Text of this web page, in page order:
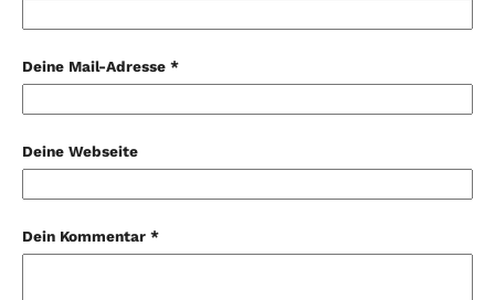
Deine Mail-Adresse *
Deine Webseite
Dein Kommentar *